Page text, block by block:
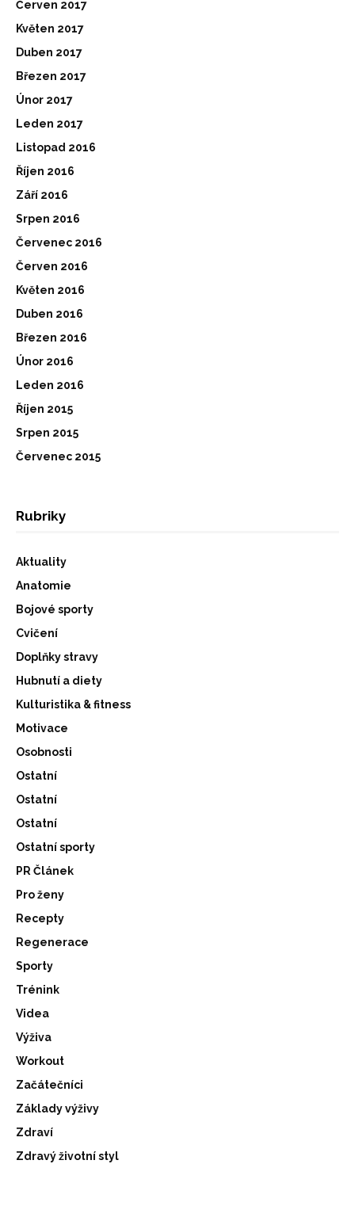
Červen 2017
Květen 2017
Duben 2017
Březen 2017
Únor 2017
Leden 2017
Listopad 2016
Říjen 2016
Září 2016
Srpen 2016
Červenec 2016
Červen 2016
Květen 2016
Duben 2016
Březen 2016
Únor 2016
Leden 2016
Říjen 2015
Srpen 2015
Červenec 2015
Rubriky
Aktuality
Anatomie
Bojové sporty
Cvičení
Doplňky stravy
Hubnutí a diety
Kulturistika & fitness
Motivace
Osobnosti
Ostatní
Ostatní
Ostatní
Ostatní sporty
PR Článek
Pro ženy
Recepty
Regenerace
Sporty
Trénink
Videa
Výživa
Workout
Začátečníci
Základy výživy
Zdraví
Zdravý životní styl